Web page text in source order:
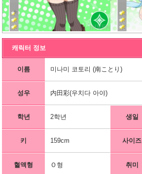
캐릭터 정보
이름 미나미 코토리 (南ことり)
성우 内田彩(우치다 아야)
학년 2학년 생일
키 159cm 사이즈
혈액형 Ｏ형 취미